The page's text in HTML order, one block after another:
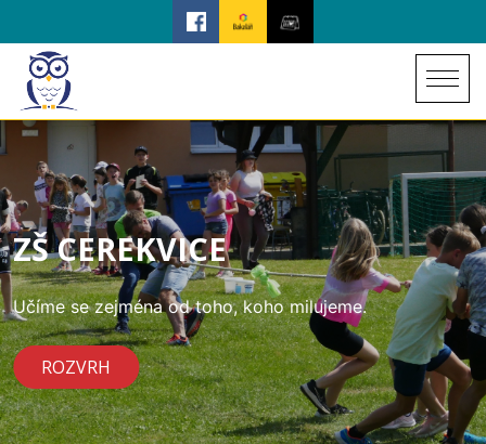
ZŠ CEREKVICE
Učíme se zejména od toho, koho milujeme.
ROZVRH